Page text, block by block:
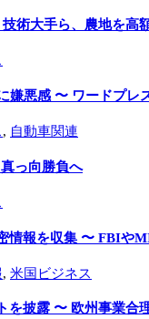
術大手ら、農地を高
嫌悪感 〜 ワードプレ
, 自動車関連
っ向勝負へ
情報を収集 〜 FBIや
, 米国ビジネス
披露 〜 欧州事業合